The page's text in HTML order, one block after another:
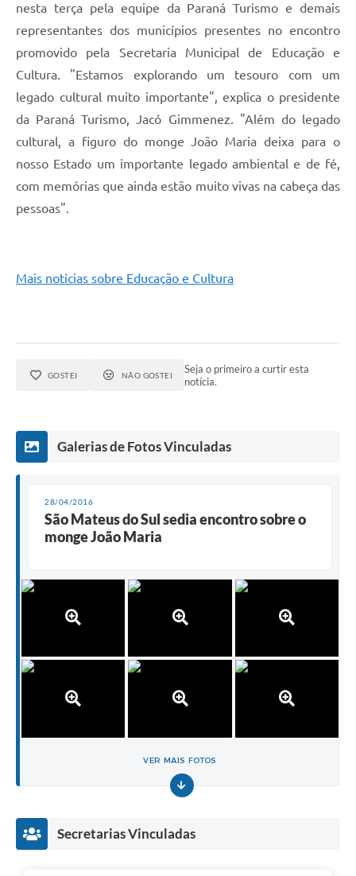
nesta terça pela equipe da Paraná Turismo e demais
representantes dos municípios presentes no encontro
promovido pela Secretaria Municipal de Educação e
Cultura. "Estamos explorando um tesouro com um
legado cultural muito importante", explica o presidente
da Paraná Turismo, Jacó Gimmenez. "Além do legado
cultural, a figuro do monge João Maria deixa para o
nosso Estado um importante legado ambiental e de fé,
com memórias que ainda estão muito vivas na cabeça das
pessoas".
Mais notícias sobre Educação e Cultura
GOSTEI NÃO GOSTEI
Seja o primeiro a curtir esta
notícia.
Galerias de Fotos Vinculadas
28/04/2016
São Mateus do Sul sedia encontro sobre o
monge João Maria
VER MAIS FOTOS
Secretarias Vinculadas